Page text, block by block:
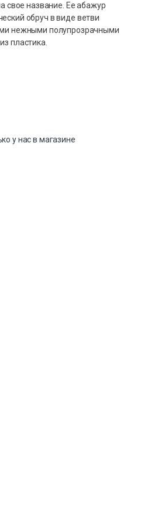
свое название. Ее абажур
обруч в виде ветви
нежными полупрозрачными
пластика.
у нас в магазине